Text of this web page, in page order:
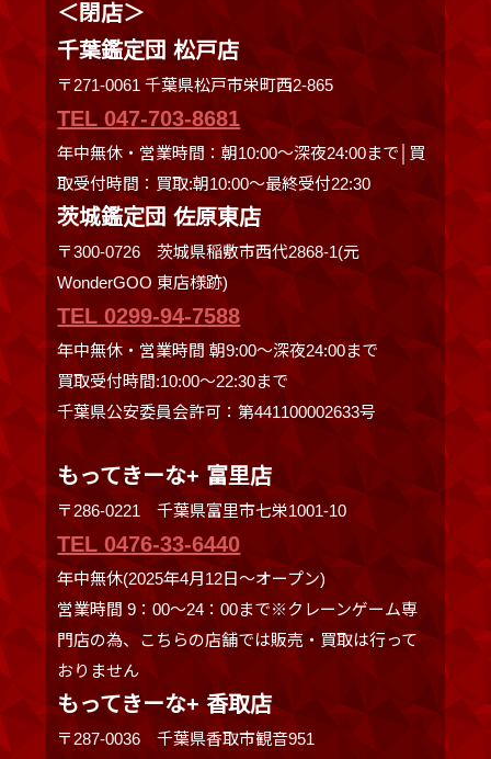
＜閉店＞
千葉鑑定団 松戸店
〒271-0061 千葉県松戸市栄町西2-865
TEL 047-703-8681
年中無休・営業時間：朝10:00～深夜24:00まで│買
取受付時間：買取:朝10:00～最終受付22:30
茨城鑑定団 佐原東店
〒300-0726 茨城県稲敷市西代2868-1(元
WonderGOO 東店様跡)
TEL 0299-94-7588
年中無休・営業時間 朝9:00〜深夜24:00まで
買取受付時間:10:00〜22:30まで
千葉県公安委員会許可：第441100002633号
もってきーな+ 富里店
〒286-0221 千葉県富里市七栄1001-10
TEL 0476-33-6440
年中無休(2025年4月12日～オープン)
営業時間 9：00～24：00まで※クレーンゲーム専
門店の為、こちらの店舗では販売・買取は行って
おりません
もってきーな+ 香取店
〒287-0036 千葉県香取市観音951